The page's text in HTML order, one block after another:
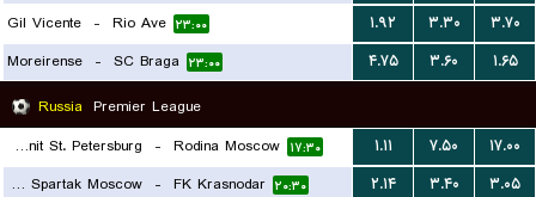
Gil Vicente - Rio Ave ۲۳:۰۰ ۱.۹۲ ۳.۳۰
۳.۷۰
Moreirense - SC Braga ۲۳:۰۰ ۴.۷۵ ۳.۶۰
۱.۶۵
Russia Premier League
FK Zenit St. Petersburg
- Rodina Moscow ۱۷:۳۰ ۱.۱۱ ۷.۵۰
۱۷.۰۰
FK Spartak Moscow
- FK Krasnodar ۲۰:۳۰ ۲.۱۴ ۳.۴۰
۳.۰۵